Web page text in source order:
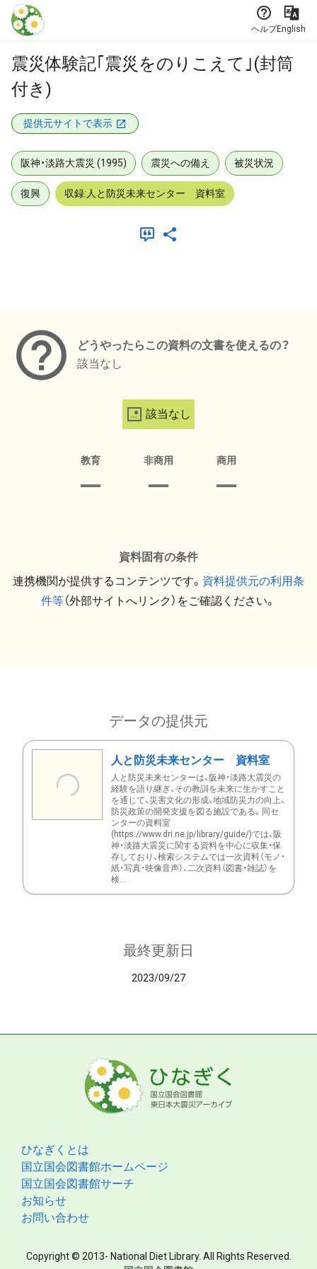
本文に飛ぶ
ヘルプEnglish
震災体験記｢震災をのりこえて｣(封筒
付き)
提供元サイトで表示
阪神・淡路大震災 (1995) 震災への備え 被災状況
復興 収録:人と防災未来センター 資料室
どうやったらこの資料の文書を使えるの？
該当なし
該当なし
教育 非商用 商用
資料固有の条件
連携機関が提供するコンテンツです。 資料提供元の利用条
件等（外部サイトへリンク）をご確認ください。
データの提供元
人と防災未来センター 資料室
人と防災未来センターは、阪神・淡路大震災の
経験を語り継ぎ、その教訓を未来に生かすこと
を通じて、災害文化の形成、地域防災力の向上、
防災政策の開発支援を図る施設である。同セ
ンターの資料室
(https://www.dri.ne.jp/library/guide/)では、阪
神・淡路大震災に関する資料を中心に収集・保
存しており、検索システムでは一次資料（モノ・
紙・写真・映像音声）、二次資料（図書・雑誌）を
検...
最終更新日
2023/09/27
ひなぎくとは
国立国会図書館ホームページ
国立国会図書館サーチ
お知らせ
お問い合わせ
Copyright © 2013- National Diet Library. All Rights Reserved.